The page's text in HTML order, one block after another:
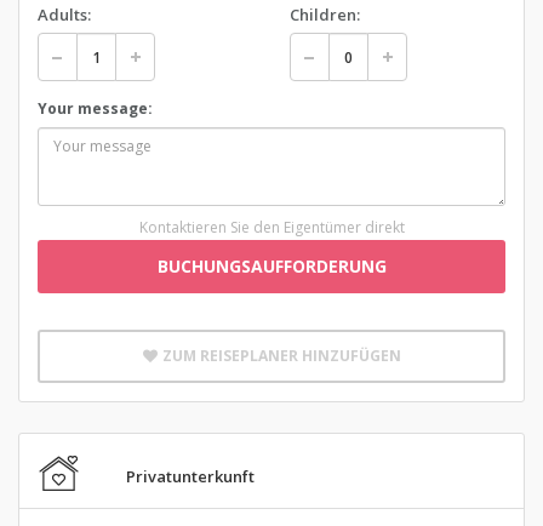
Adults: Children:
Your message:
Kontaktieren Sie den Eigentümer direkt
BUCHUNGSAUFFORDERUNG
ZUM REISEPLANER HINZUFÜGEN
Privatunterkunft